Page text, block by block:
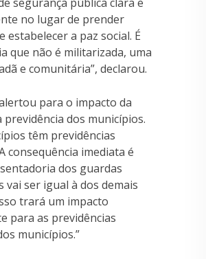
no lugar de prender
estabelecer a paz social. É
que não é militarizada, uma
e comunitária”, declarou.
para o impacto da
previdência dos municípios.
têm previdências
consequência imediata é
dos guardas
vai ser igual à dos demais
trará um impacto
para as previdências
municípios.”